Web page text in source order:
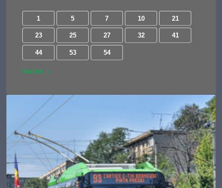
1 5 7 10 21
23 25 27 32 41
44 53 54
Vezi tot